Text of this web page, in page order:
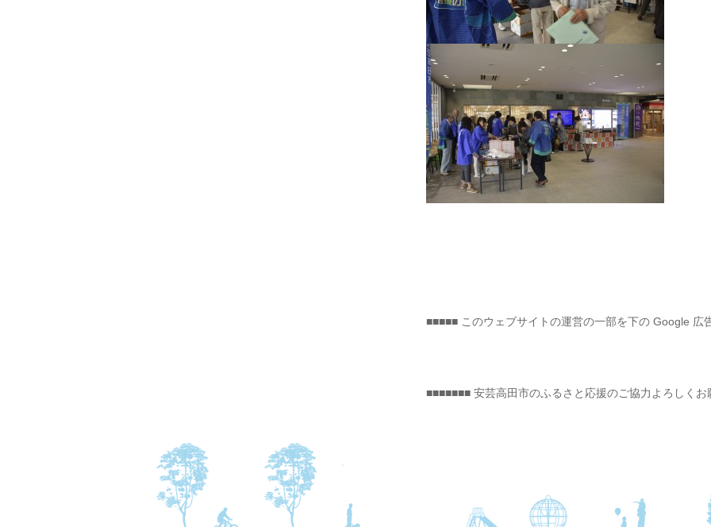
■■■■■ このウェブサイトの運営の一部を下の Google 広
■■■■■■■ 安芸高田市のふるさと応援のご協力よろしく